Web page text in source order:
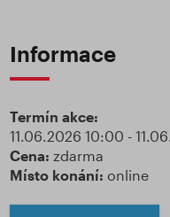
Informace
Termín akce:
11.06.2026 10:00 -
Cena: zdarma
Místo konání: online